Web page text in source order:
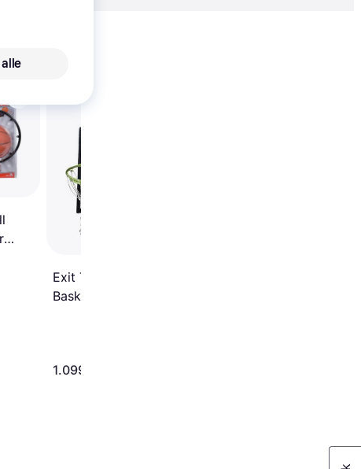
Exit Toys Galaxy
Basketball Hoop with
1.099 kr.